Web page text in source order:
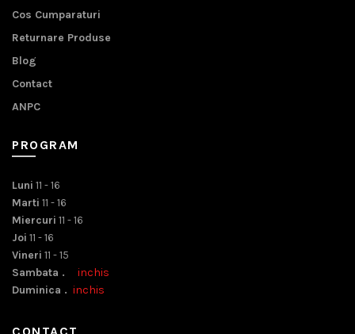
Cos Cumparaturi
Returnare Produse
Blog
Contact
ANPC
PROGRAM
Luni 11 - 16
Marti 11 - 16
Miercuri 11 - 16
Joi 11 - 16
Vineri 11 - 15
Sambata . inchis
Duminica . inchis